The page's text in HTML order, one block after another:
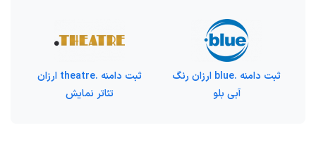
ثبت دامنه .blue ارزان رنگ
آبی بلو
ثبت دامنه .theatre ارزان
تئاتر نمایش